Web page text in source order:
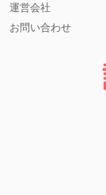
運営会社
お問い合わせ